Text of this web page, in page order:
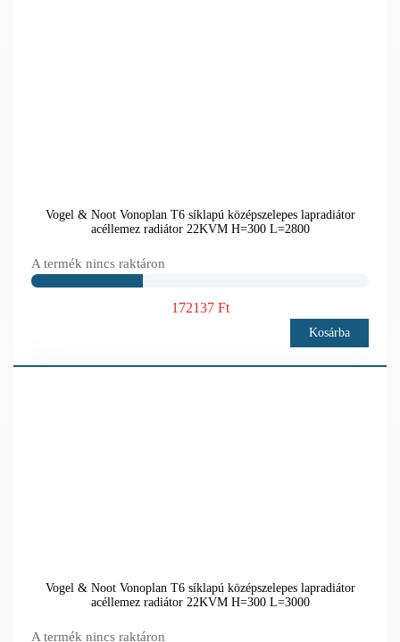
Vogel & Noot Vonoplan T6 síklapú középszelepes lapradiátor
acéllemez radiátor 22KVM H=300 L=2800
A termék nincs raktáron
172137 Ft
Kosárba
Vogel & Noot Vonoplan T6 síklapú középszelepes lapradiátor
acéllemez radiátor 22KVM H=300 L=3000
A termék nincs raktáron